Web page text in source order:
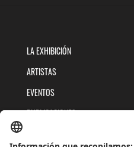
LA EXHIBICIÓN
ARTISTAS
EVENTOS
PUBLICACIONES